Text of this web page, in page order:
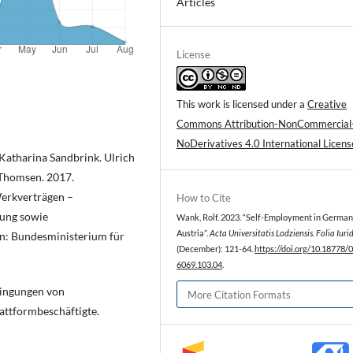
Sandbrink. Ulrich
2017.
–
sowie
Bundesministerium für
von
License
This work is licensed under a Creative
Commons Attribution-
NoDerivatives 4.0 International
How to Cite
Wank, Rolf. 2023. “Self-Employment in
Austria”. Acta Universitatis Lodziensis. Folia
(December): 121-64. https://doi.org/10.18778/
6069.103.04.
More Citation Formats